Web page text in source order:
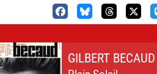
GILBERT BECAUD